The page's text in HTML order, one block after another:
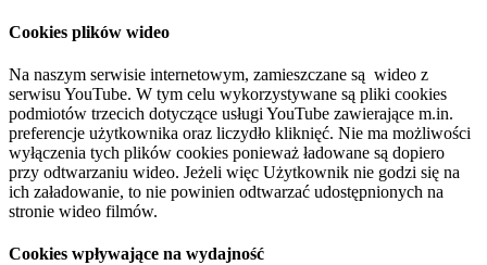
Cookies plików wideo
Na naszym serwisie internetowym, zamieszczane są wideo z
serwisu YouTube. W tym celu wykorzystywane są pliki cookies
podmiotów trzecich dotyczące usługi YouTube zawierające m.in.
preferencje użytkownika oraz liczydło kliknięć. Nie ma możliwości
wyłączenia tych plików cookies ponieważ ładowane są dopiero
przy odtwarzaniu wideo. Jeżeli więc Użytkownik nie godzi się na
ich załadowanie, to nie powinien odtwarzać udostępnionych na
stronie wideo filmów.
Cookies wpływające na wydajność